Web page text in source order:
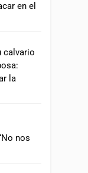
en el
calvario
la
nos